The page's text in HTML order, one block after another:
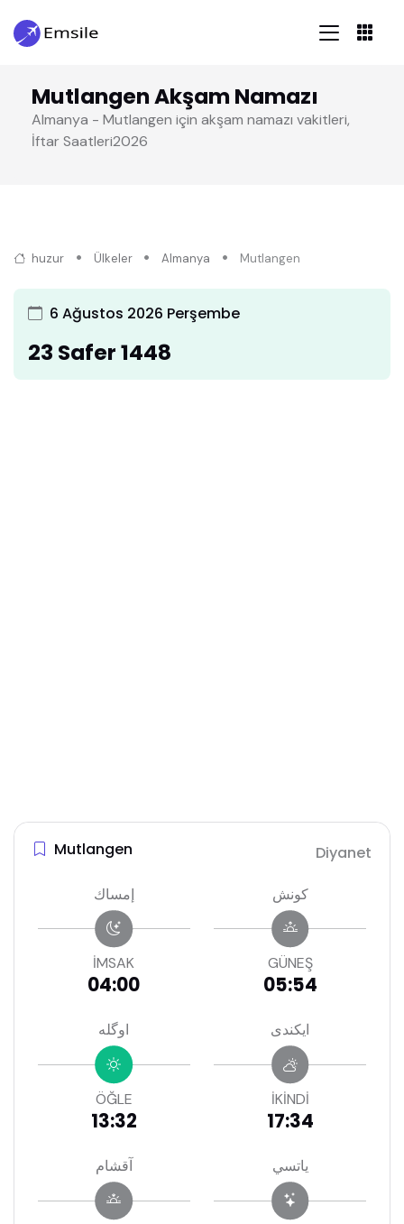
Mutlangen Akşam Namazı
Almanya - Mutlangen için akşam namazı vakitleri,
İftar Saatleri2026
huzur Ülkeler Almanya Mutlangen
6 Ağustos 2026 Perşembe
23 Safer 1448
Mutlangen Diyanet
إمساك
İMSAK
04:00
كونش
GÜNEŞ
05:54
اوگله
ÖĞLE
13:32
ايكندى
İKİNDİ
17:34
آقشام ياتسي